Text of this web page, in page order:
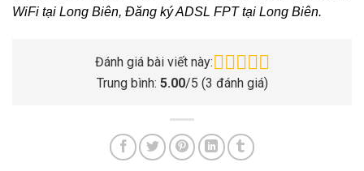
WiFi tại Long Biên, Đăng ký ADSL FPT tại Long Biên.
Đánh giá bài viết này:
Trung bình: 5.00/5 (3 đánh giá)